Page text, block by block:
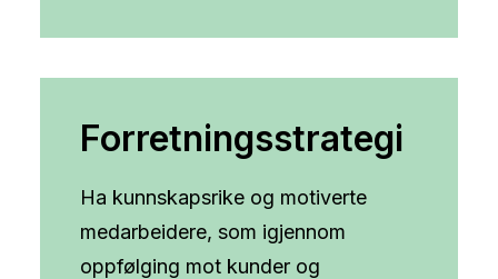
Forretningsstrategi
Ha kunnskapsrike og motiverte
medarbeidere, som igjennom
oppfølging mot kunder og